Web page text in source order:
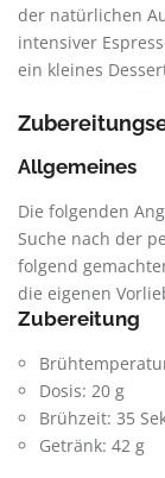
der natürlichen
intensiver
ein kleines
Allgemeines
Die folgenden
Suche nach der
folgend
die eigenen
Zubereitung
Dosis: 20 g
Brühzeit: 35
Getränk: 42 g